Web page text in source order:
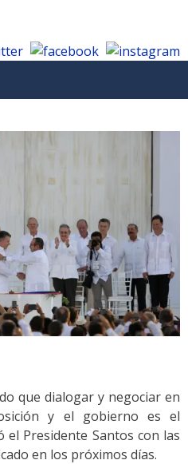
que dialogar y negociar en
y el gobierno es el
el Presidente Santos con las
en los próximos días.